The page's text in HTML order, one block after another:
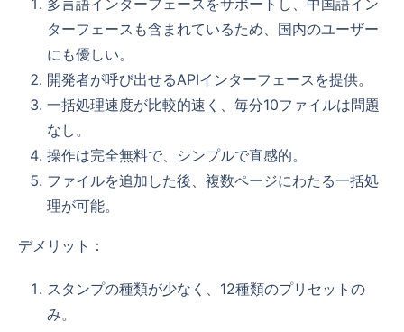
多言語インターフェースをサポートし、中国語イン
ターフェースも含まれているため、国内のユーザー
にも優しい。
開発者が呼び出せるAPIインターフェースを提供。
一括処理速度が比較的速く、毎分10ファイルは問題
なし。
操作は完全無料で、シンプルで直感的。
ファイルを追加した後、複数ページにわたる一括処
理が可能。
デメリット：
スタンプの種類が少なく、12種類のプリセットの
み。